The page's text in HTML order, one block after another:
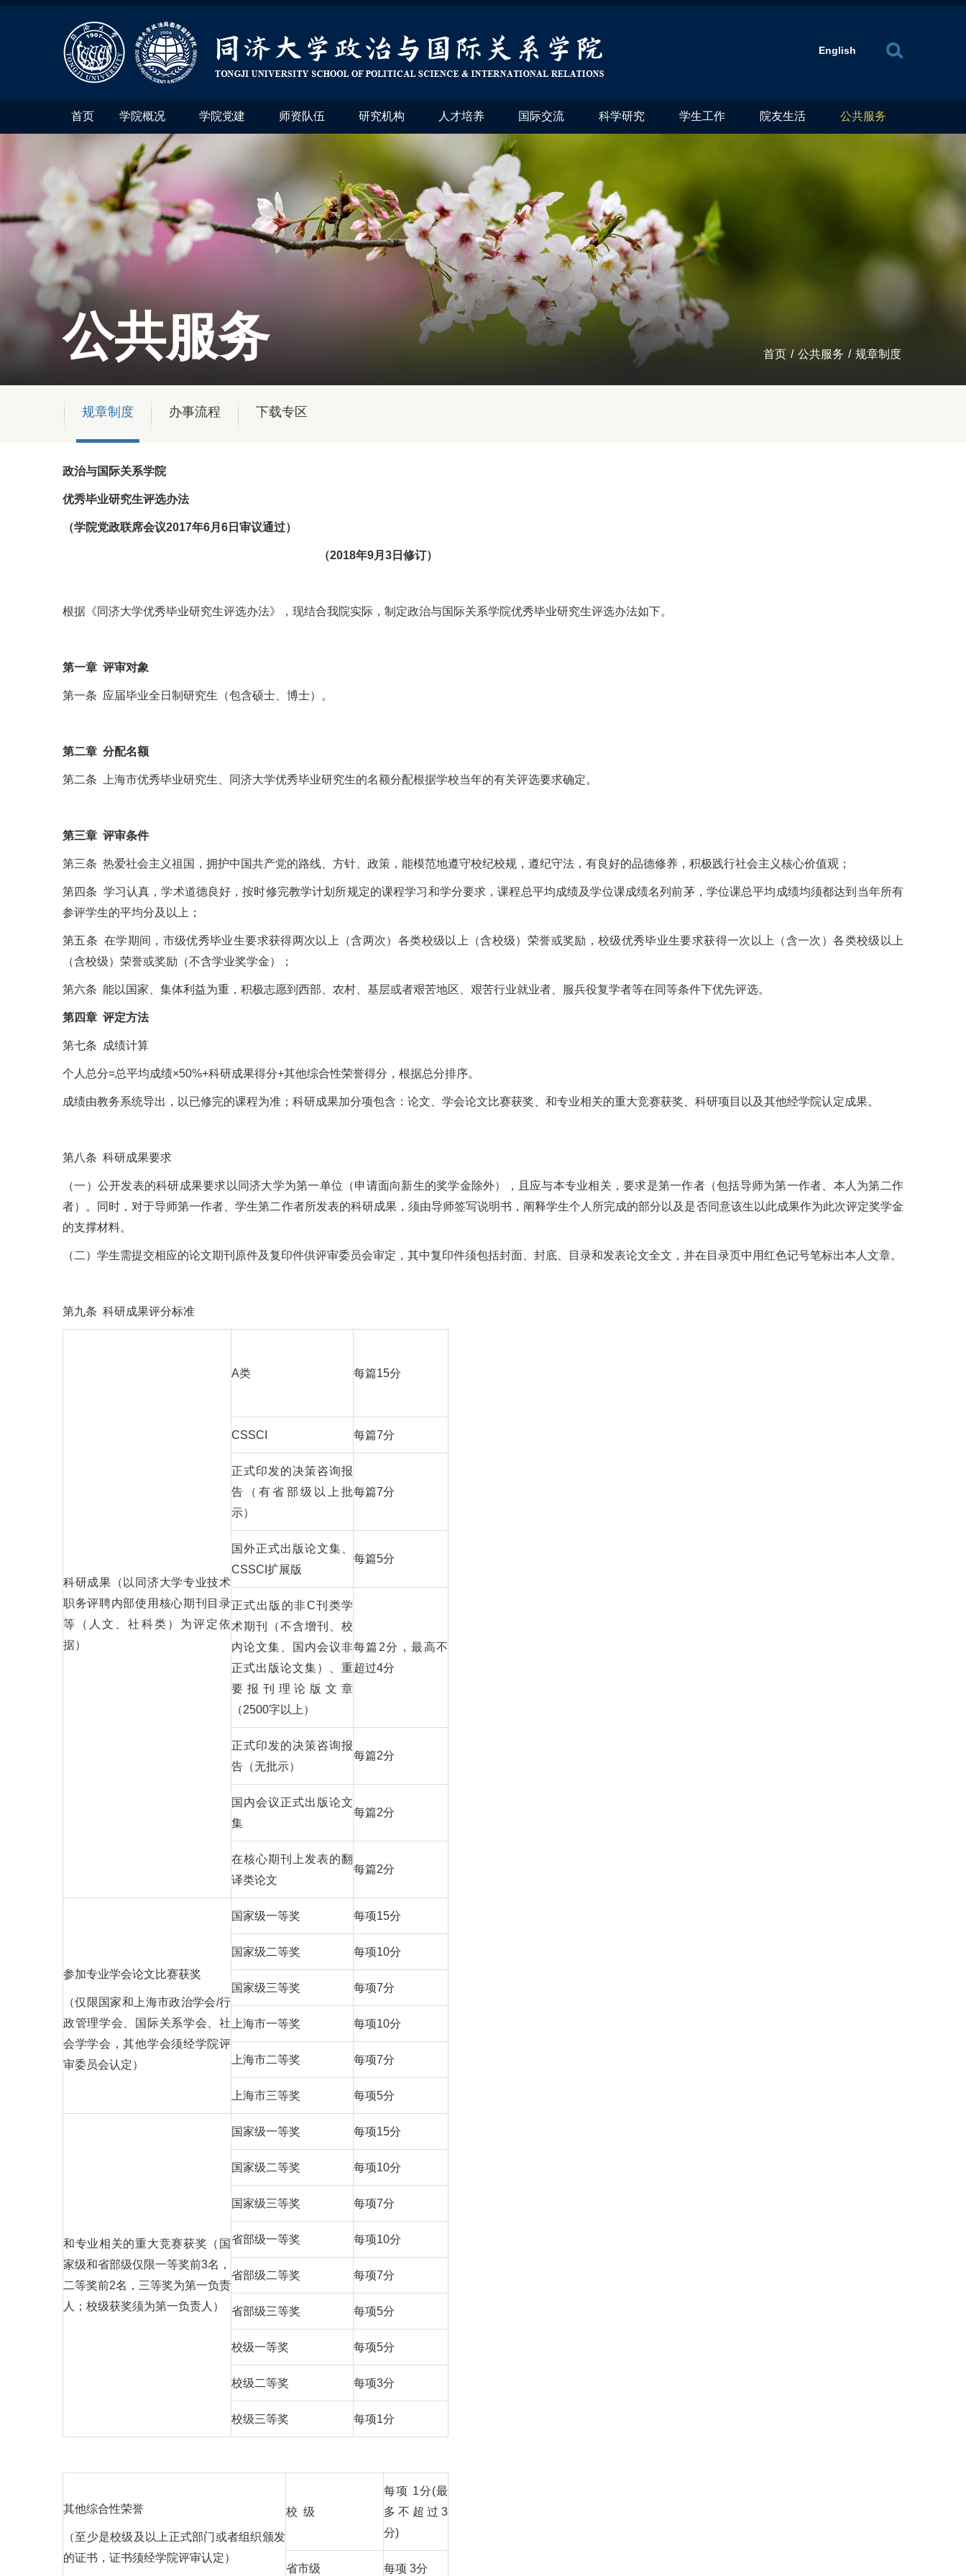
English
首页 学院概况 学院党建 师资队伍 研究机构 人才培养 国际交流 科学研究 学生工作 院友生活 公共服务
公共服务 首页 / 公共服务 / 规章制度
规章制度 办事流程 下载专区
政治与国际关系学院
优秀毕业研究生评选办法
（学院党政联席会议2017年6月6日审议通过）
（2018年9月3日修订）
根据《同济大学优秀毕业研究生评选办法》，现结合我院实际，制定政治与国际关系学院优秀毕业研究生评选办法如下。
第一章 评审对象
第一条 应届毕业全日制研究生（包含硕士、博士）。
第二章 分配名额
第二条 上海市优秀毕业研究生、同济大学优秀毕业研究生的名额分配根据学校当年的有关评选要求确定。
第三章 评审条件
第三条 热爱社会主义祖国，拥护中国共产党的路线、方针、政策，能模范地遵守校纪校规，遵纪守法，有良好的品德修养，积极践行社会主义核心价值观；
第四条 学习认真，学术道德良好，按时修完教学计划所规定的课程学习和学分要求，课程总平均成绩及学位课成绩名列前茅，学位课总平均成绩均须都达到当年所有
参评学生的平均分及以上；
第五条 在学期间，市级优秀毕业生要求获得两次以上（含两次）各类校级以上（含校级）荣誉或奖励，校级优秀毕业生要求获得一次以上（含一次）各类校级以上
（含校级）荣誉或奖励（不含学业奖学金）；
第六条 能以国家、集体利益为重，积极志愿到西部、农村、基层或者艰苦地区、艰苦行业就业者、服兵役复学者等在同等条件下优先评选。
第四章 评定方法
第七条 成绩计算
个人总分=总平均成绩×50%+科研成果得分+其他综合性荣誉得分，根据总分排序。
成绩由教务系统导出，以已修完的课程为准；科研成果加分项包含：论文、学会论文比赛获奖、和专业相关的重大竞赛获奖、科研项目以及其他经学院认定成果。
第八条 科研成果要求
（一）公开发表的科研成果要求以同济大学为第一单位（申请面向新生的奖学金除外），且应与本专业相关，要求是第一作者（包括导师为第一作者、本人为第二作
者）。同时，对于导师第一作者、学生第二作者所发表的科研成果，须由导师签写说明书，阐释学生个人所完成的部分以及是否同意该生以此成果作为此次评定奖学金
的支撑材料。
（二）学生需提交相应的论文期刊原件及复印件供评审委员会审定，其中复印件须包括封面、封底、目录和发表论文全文，并在目录页中用红色记号笔标出本人文章。
第九条 科研成果评分标准
科研成果（以同济大学专业技术
职务评聘内部使用核心期刊目录
等（人文、社科类）为评定依
据）
A类 每篇15分
CSSCI 每篇7分
正式印发的决策咨询报
告（有省部级以上批
示）
每篇7分
国外正式出版论文集、
CSSCI扩展版
每篇5分
正式出版的非C刊类学
术期刊（不含增刊、校
内论文集、国内会议非
正式出版论文集）、重
要报刊理论版文章
（2500字以上）
每篇2分，最高不
超过4分
正式印发的决策咨询报
告（无批示）
每篇2分
国内会议正式出版论文
集
每篇2分
在核心期刊上发表的翻
译类论文
每篇2分
参加专业学会论文比赛获奖
（仅限国家和上海市政治学会/行
政管理学会、国际关系学会、社
会学学会，其他学会须经学院评
审委员会认定）
国家级一等奖 每项15分
国家级二等奖 每项10分
国家级三等奖 每项7分
上海市一等奖 每项10分
上海市二等奖 每项7分
上海市三等奖 每项5分
和专业相关的重大竞赛获奖（国
家级和省部级仅限一等奖前3名，
二等奖前2名，三等奖为第一负责
人；校级获奖须为第一负责人）
国家级一等奖 每项15分
国家级二等奖 每项10分
国家级三等奖 每项7分
省部级一等奖 每项10分
省部级二等奖 每项7分
省部级三等奖 每项5分
校级一等奖 每项5分
校级二等奖 每项3分
校级三等奖 每项1分
其他综合性荣誉
（至少是校级及以上正式部门或者组织颁发
的证书，证书须经学院评审认定）
校 级
每项 1分(最
多不超过3
分)
省市级 每项 3分